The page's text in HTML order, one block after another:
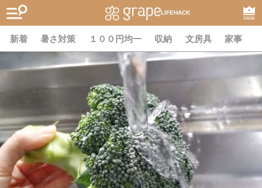
LIFEHACK
RANK
新着 暑さ対策 １００円均一 収納 文房具 家事